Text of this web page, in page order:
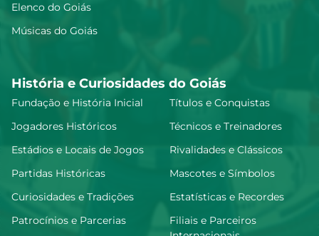
Elenco do Goiás
Músicas do Goiás
História e Curiosidades do Goiás
Fundação e História Inicial
Títulos e Conquistas
Jogadores Históricos
Técnicos e Treinadores
Estádios e Locais de Jogos
Rivalidades e Clássicos
Partidas Históricas
Mascotes e Símbolos
Curiosidades e Tradições
Estatísticas e Recordes
Patrocínios e Parcerias
Filiais e Parceiros